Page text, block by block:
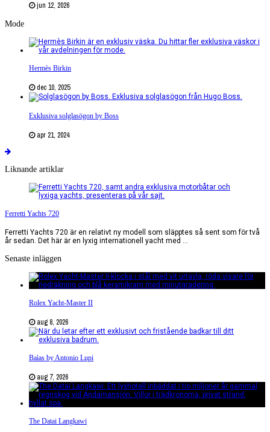
jun 12, 2026
Mode
Hermès Birkin
dec 10, 2025
Exklusiva solglasögon by Boss
apr 21, 2024
Liknande artiklar
Ferretti Yachts 720
Ferretti Yachts 720 är en relativt ny modell som släpptes så sent som för två
år sedan. Det här är en lyxig internationell yacht med ...
Senaste inläggen
Rolex Yacht-Master II
aug 8, 2026
Baìas by Antonio Lupi
aug 7, 2026
The Datai Langkawi